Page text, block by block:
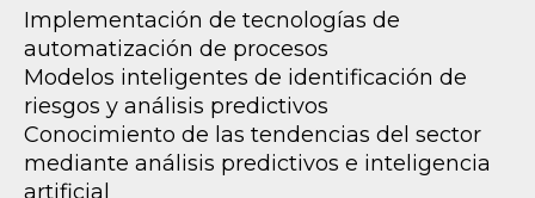
Implementación de tecnologías de
automatización de procesos
Modelos inteligentes de identificación de
riesgos y análisis predictivos
Conocimiento de las tendencias del sector
mediante análisis predictivos e inteligencia
artificial